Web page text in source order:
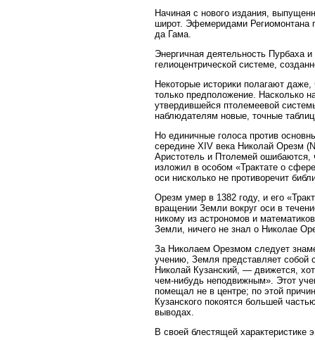
Начиная с нового издания,
широт. Эфемеридами Региомонтана
да Гама.
Энергичная деятельность Пурбаха
гелиоцентрической системе,
Некоторые историки полагают
только предположение. Насколько
утвердившейся птолемеевой
наблюдателям новые, точные
Но единичные голоса против
середине XIV века Николай Орезм
Аристотель и Птолемей ошибаются,
изложил в особом «Трактате о
оси нисколько не противоречит
Орезм умер в 1382 году, и его
вращении Земли вокруг оси в
никому из астрономов и
Земли, ничего не знал о Николае
За Николаем Орезмом следует
учению, Земля представляет собой
Николай Кузанский, — движется,
чем-нибудь неподвижным». Этот
помещал не в центре; по этой
Кузанского покоятся большей
выводах.
В своей блестящей